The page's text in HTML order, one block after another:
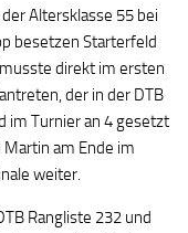
Altersklasse 55 bei
besetzen Starterfeld
direkt im ersten
der in der DTB
im Turnier an 4 gesetzt
am Ende im
weiter.
Rangliste 232 und